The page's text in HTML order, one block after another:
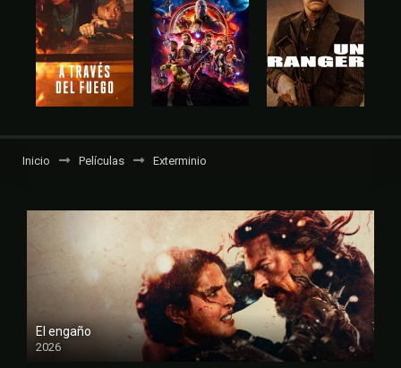
Inicio Películas Exterminio
El engaño
2026
FULL HD